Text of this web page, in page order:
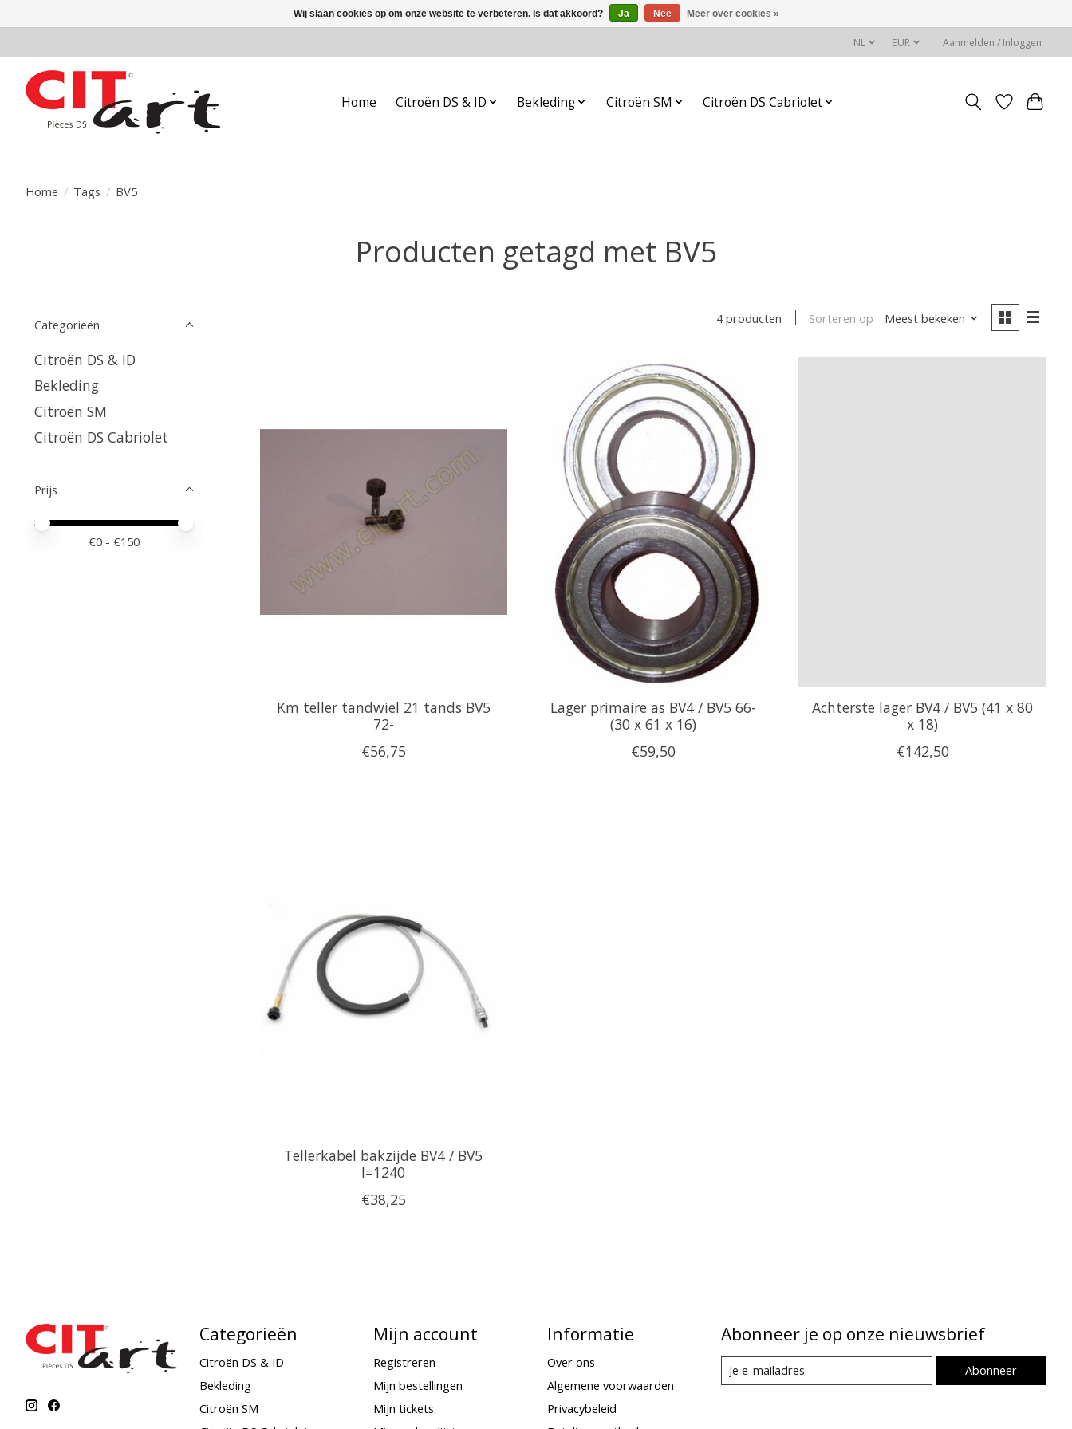
NL EUR Aanmelden / Inloggen
Home Citroën DS & ID Bekleding Citroën SM Citroën DS Cabriolet
Home / Tags / BV5
Producten getagd met BV5
Categorieën
Citroën DS & ID
Bekleding
Citroën SM
Citroën DS Cabriolet
Prijs
Minimale prijswaarde
Price maximum value
€0 - €150
4 producten Sorteren op Meest bekeken
Km teller tandwiel 21 tands BV5
72-
€56,75
Lager primaire as BV4 / BV5 66-
(30 x 61 x 16)
€59,50
Achterste lager BV4 / BV5 (41 x 80
x 18)
€142,50
Tellerkabel bakzijde BV4 / BV5
l=1240
€38,25
Categorieën
Citroën DS & ID
Bekleding
Citroën SM
Mijn account
Registreren
Mijn bestellingen
Mijn tickets
Informatie
Over ons
Algemene voorwaarden
Privacybeleid
Abonneer je op onze nieuwsbrief
Abonneer
Wij slaan cookies op om onze website te verbeteren. Is dat akkoord? Ja Nee Meer over cookies »